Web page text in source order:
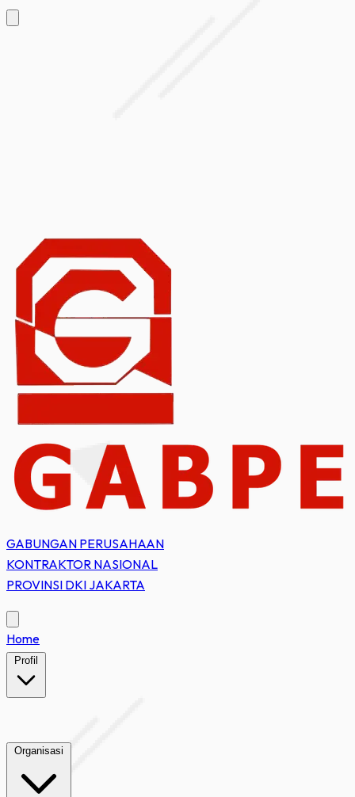
GABUNGAN PERUSAHAAN
KONTRAKTOR NASIONAL
PROVINSI DKI JAKARTA
Home
Profil
Organisasi